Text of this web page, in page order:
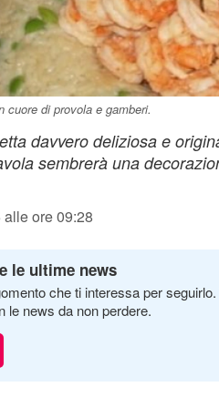
cuore di provola e gamberi.
davvero deliziosa e
sembrerà una
ore 09:28
le ultime news
che ti interessa per
le news da non perdere.